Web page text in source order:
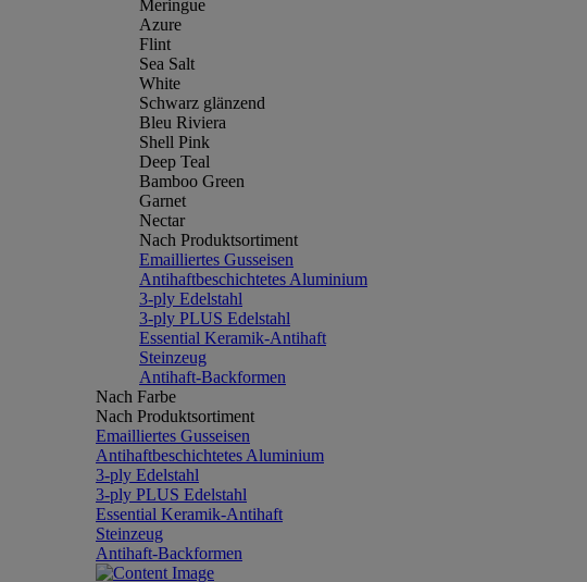
Meringue
Azure
Flint
Sea Salt
White
Schwarz glänzend
Bleu Riviera
Shell Pink
Deep Teal
Bamboo Green
Garnet
Nectar
Nach Produktsortiment
Emailliertes Gusseisen
Antihaftbeschichtetes Aluminium
3-ply Edelstahl
3-ply PLUS Edelstahl
Essential Keramik-Antihaft
Steinzeug
Antihaft-Backformen
Nach Farbe
Nach Produktsortiment
Emailliertes Gusseisen
Antihaftbeschichtetes Aluminium
3-ply Edelstahl
3-ply PLUS Edelstahl
Essential Keramik-Antihaft
Steinzeug
Antihaft-Backformen